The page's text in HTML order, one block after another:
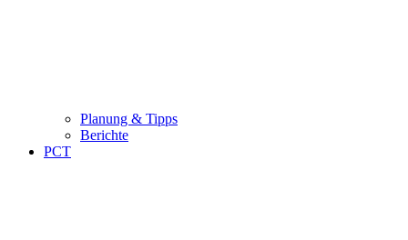
Planung & Tipps
Berichte
PCT